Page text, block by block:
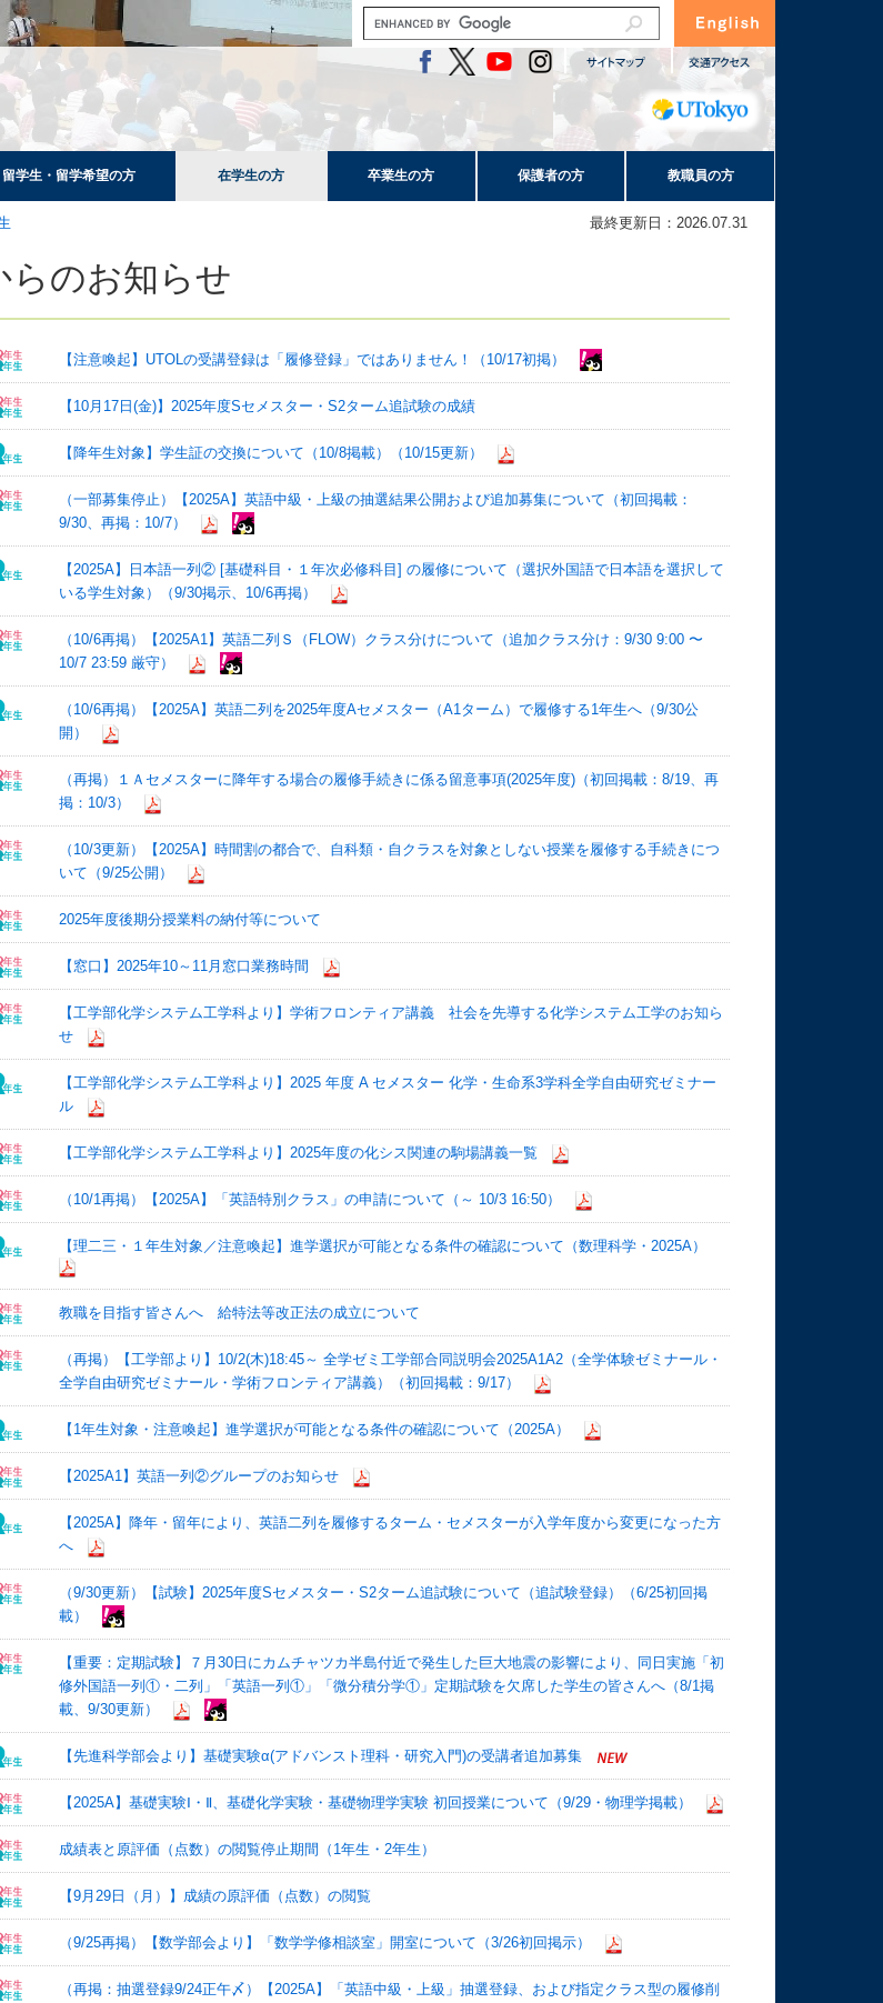
留学生・留学希望の方 在学生の方 卒業生の方 保護者の方 教職員の方
最終更新日：2026.07.31
らのお知らせ
【注意喚起】UTOLの受講登録は「履修登録」ではありません！（10/17初掲）
【10月17日(金)】2025年度Sセメスター・S2ターム追試験の成績
【降年生対象】学生証の交換について（10/8掲載）（10/15更新）
（一部募集停止）【2025A】英語中級・上級の抽選結果公開および追加募集について（初回掲載：
9/30、再掲：10/7）
【2025A】日本語一列② [基礎科目・１年次必修科目] の履修について（選択外国語で日本語を選択して
いる学生対象）（9/30掲示、10/6再掲）
（10/6再掲）【2025A1】英語二列Ｓ（FLOW）クラス分けについて（追加クラス分け：9/30 9:00 〜
10/7 23:59 厳守）
（10/6再掲）【2025A】英語二列を2025年度Aセメスター（A1ターム）で履修する1年生へ（9/30公
開）
（再掲）１Ａセメスターに降年する場合の履修手続きに係る留意事項(2025年度)（初回掲載：8/19、再
掲：10/3）
（10/3更新）【2025A】時間割の都合で、自科類・自クラスを対象としない授業を履修する手続きにつ
いて（9/25公開）
2025年度後期分授業料の納付等について
【窓口】2025年10～11月窓口業務時間
【工学部化学システム工学科より】学術フロンティア講義 社会を先導する化学システム工学のお知ら
せ
【工学部化学システム工学科より】2025 年度 A セメスター 化学・生命系3学科全学自由研究ゼミナー
ル
【工学部化学システム工学科より】2025年度の化シス関連の駒場講義一覧
（10/1再掲）【2025A】「英語特別クラス」の申請について（～ 10/3 16:50）
【理二三・１年生対象／注意喚起】進学選択が可能となる条件の確認について（数理科学・2025A）
教職を目指す皆さんへ 給特法等改正法の成立について
（再掲）【工学部より】10/2(木)18:45～ 全学ゼミ⼯学部合同説明会2025A1A2（全学体験ゼミナール・
全学自由研究ゼミナール・学術フロンティア講義）（初回掲載：9/17）
【1年生対象・注意喚起】進学選択が可能となる条件の確認について（2025A）
【2025A1】英語一列②グループのお知らせ
【2025A】降年・留年により、英語二列を履修するターム・セメスターが入学年度から変更になった方
へ
（9/30更新）【試験】2025年度Sセメスター・S2ターム追試験について（追試験登録）（6/25初回掲
載）
【重要：定期試験】７月30日にカムチャツカ半島付近で発生した巨大地震の影響により、同日実施「初
修外国語一列①・二列」「英語一列①」「微分積分学①」定期試験を欠席した学生の皆さんへ（8/1掲
載、9/30更新）
【先進科学部会より】基礎実験α(アドバンスト理科・研究入門)の受講者追加募集
【2025A】基礎実験Ⅰ・Ⅱ、基礎化学実験・基礎物理学実験 初回授業について（9/29・物理学掲載）
成績表と原評価（点数）の閲覧停止期間（1年生・2年生）
【9月29日（月）】成績の原評価（点数）の閲覧
（9/25再掲）【数学部会より】「数学学修相談室」開室について（3/26初回掲示）
（再掲：抽選登録9/24正午〆）【2025A】「英語中級・上級」抽選登録、および指定クラス型の履修削